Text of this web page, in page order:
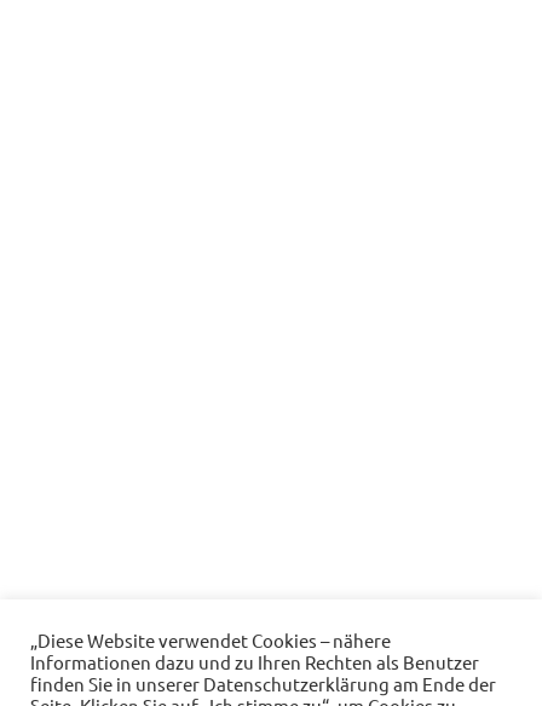
„Diese Website verwendet Cookies – nähere
Informationen dazu und zu Ihren Rechten als Benutzer
finden Sie in unserer Datenschutzerklärung am Ende der